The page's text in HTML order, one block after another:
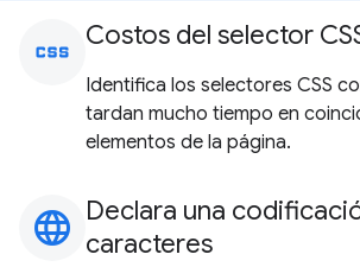
css Costos del selector
Identifica los selectores CSS
tardan mucho tiempo en
elementos de la página.
language Declara una
caracteres